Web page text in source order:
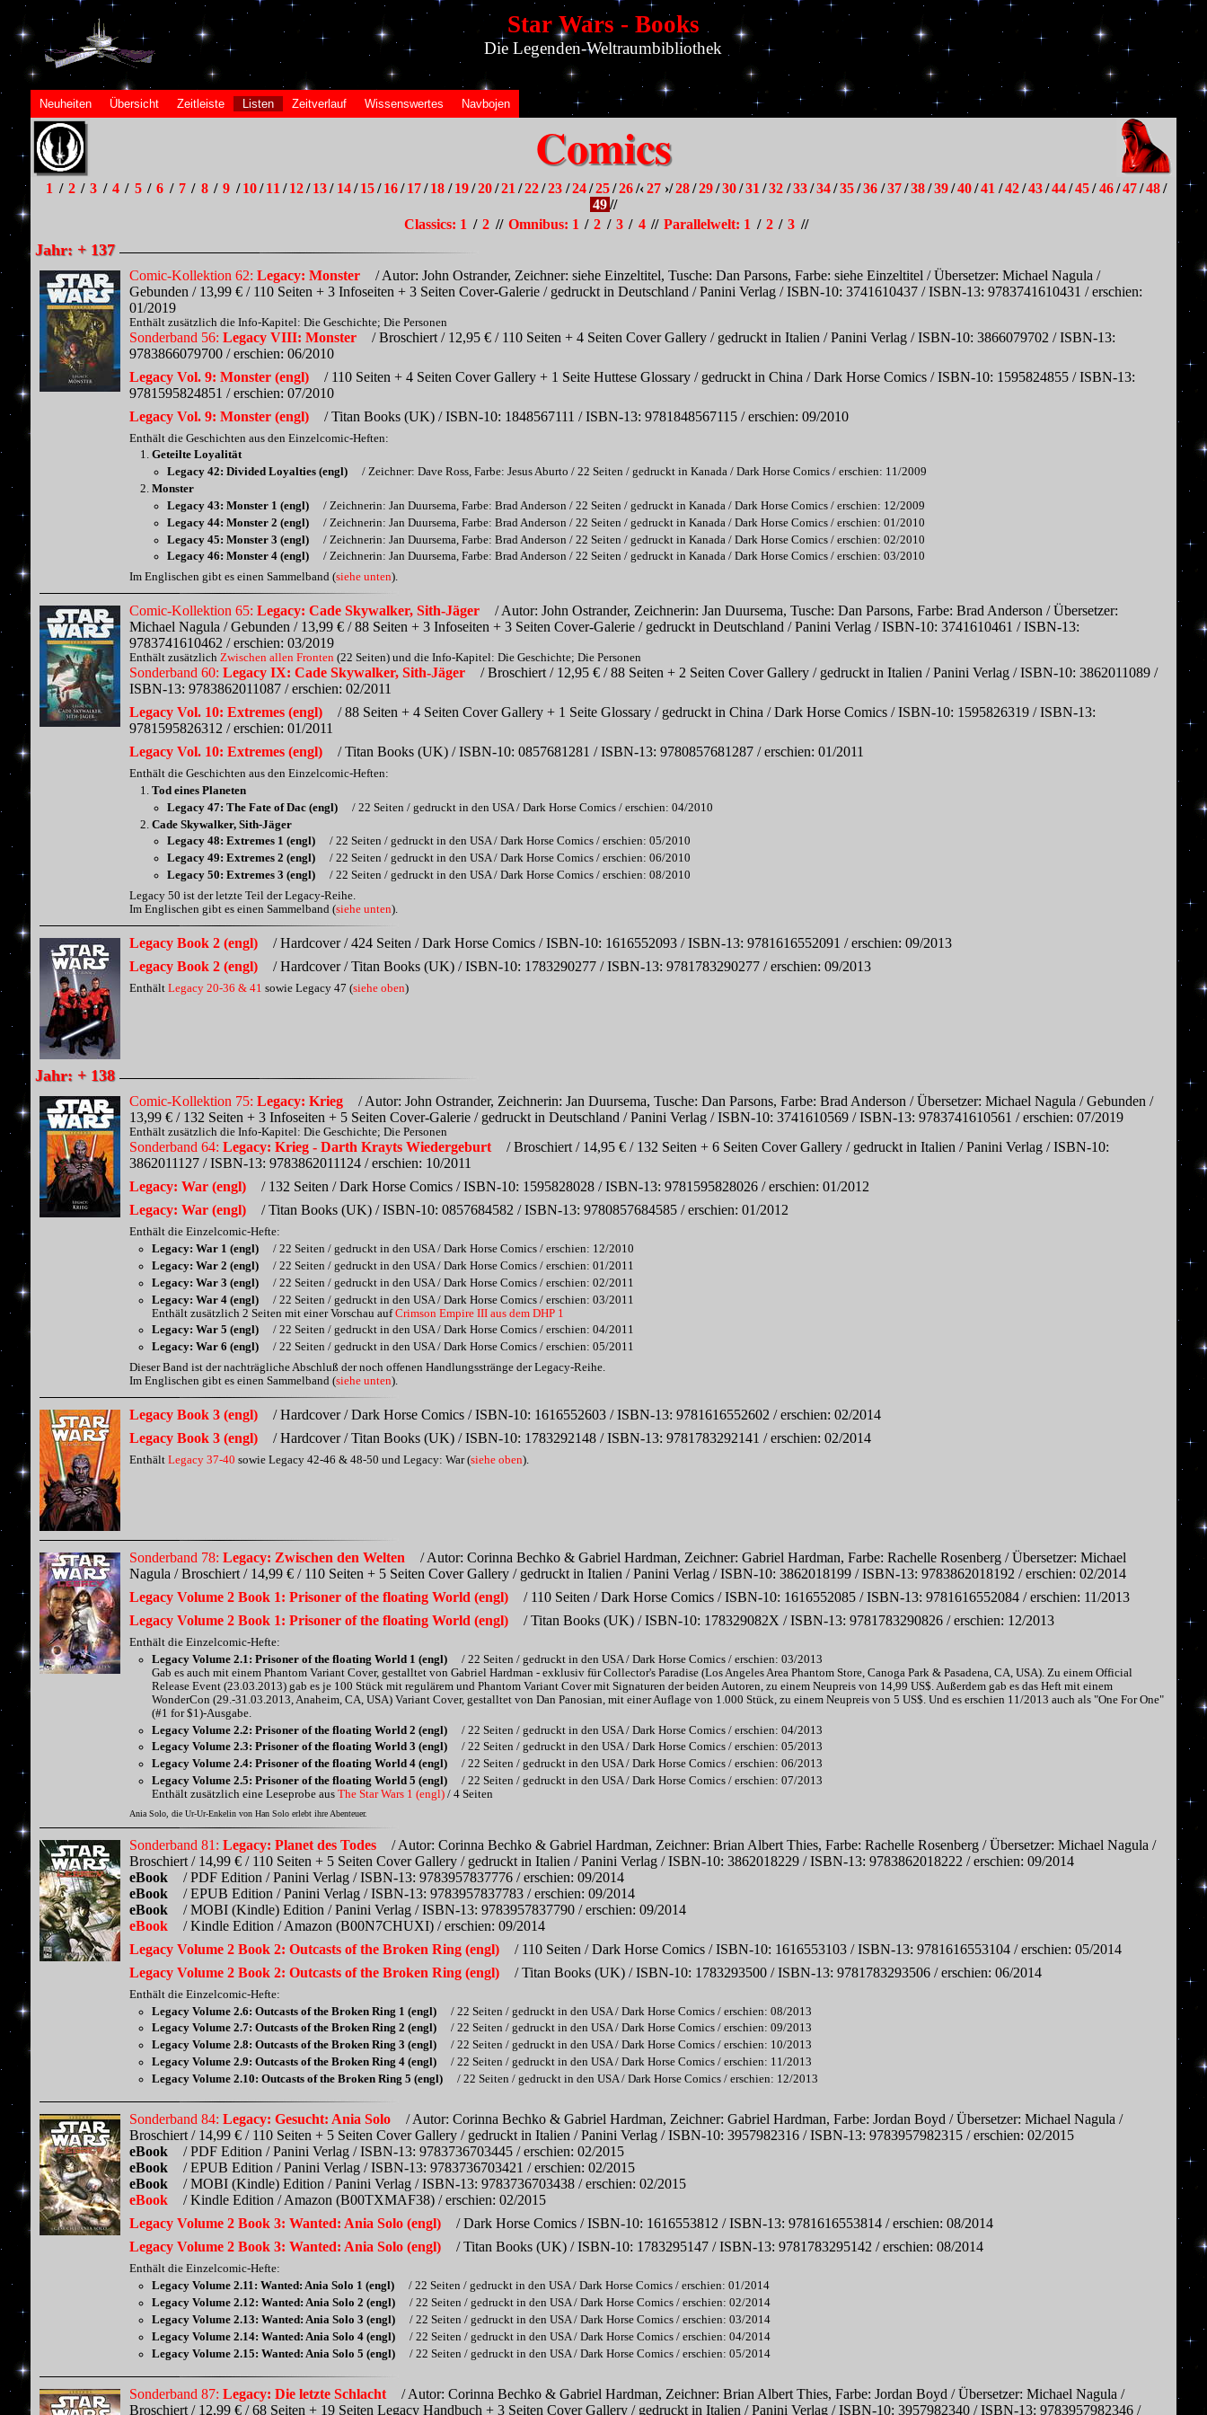
Star Wars - Books
Die Legenden-Weltraumbibliothek
Neuheiten Übersicht Zeitleiste Listen Zeitverlauf Wissenswertes Navbojen
Comics
1 / 2 / 3 / 4 / 5 / 6 / 7 / 8 / 9 / 10/ 11 / 12/ 13 / 14 / 15/ 16/ 17/ 18 / 19/20/21 /22 /23 /24/25/26/‹27 ›/ 28 /29/30/31 /32 /33/34/35/36 / 37 /38/39/40/41 /42/43/44/45 / 46 /47/48/
49//
Classics: 1 / 2 // Omnibus: 1 / 2 / 3 / 4 // Parallelwelt: 1 / 2 / 3 //
Jahr: + 137
Comic-Kollektion 62: Legacy: Monster
/ Autor: John Ostrander, Zeichner: siehe Einzeltitel, Tusche: Dan Parsons, Farbe: siehe Einzeltitel / Übersetzer: Michael Nagula /
Gebunden / 13,99 € / 110 Seiten + 3 Infoseiten + 3 Seiten Cover-Galerie / gedruckt in Deutschland / Panini Verlag / ISBN-10: 3741610437 / ISBN-13: 9783741610431 / erschien:
01/2019
Enthält zusätzlich die Info-Kapitel: Die Geschichte; Die Personen
Sonderband 56: Legacy VIII: Monster
/ Broschiert / 12,95 € / 110 Seiten + 4 Seiten Cover Gallery / gedruckt in Italien / Panini Verlag / ISBN-10: 3866079702 / ISBN-13:
9783866079700 / erschien: 06/2010
Legacy Vol. 9: Monster (engl)
/ 110 Seiten + 4 Seiten Cover Gallery + 1 Seite Huttese Glossary / gedruckt in China / Dark Horse Comics / ISBN-10: 1595824855 / ISBN-13:
9781595824851 / erschien: 07/2010
Legacy Vol. 9: Monster (engl)
/ Titan Books (UK) / ISBN-10: 1848567111 / ISBN-13: 9781848567115 / erschien: 09/2010
Enthält die Geschichten aus den Einzelcomic-Heften:
Geteilte Loyalität
Legacy 42: Divided Loyalties (engl)
/ Zeichner: Dave Ross, Farbe: Jesus Aburto / 22 Seiten / gedruckt in Kanada / Dark Horse Comics / erschien: 11/2009
Monster
Legacy 43: Monster 1 (engl)
/ Zeichnerin: Jan Duursema, Farbe: Brad Anderson / 22 Seiten / gedruckt in Kanada / Dark Horse Comics / erschien: 12/2009
Legacy 44: Monster 2 (engl)
/ Zeichnerin: Jan Duursema, Farbe: Brad Anderson / 22 Seiten / gedruckt in Kanada / Dark Horse Comics / erschien: 01/2010
Legacy 45: Monster 3 (engl)
/ Zeichnerin: Jan Duursema, Farbe: Brad Anderson / 22 Seiten / gedruckt in Kanada / Dark Horse Comics / erschien: 02/2010
Legacy 46: Monster 4 (engl)
/ Zeichnerin: Jan Duursema, Farbe: Brad Anderson / 22 Seiten / gedruckt in Kanada / Dark Horse Comics / erschien: 03/2010
Im Englischen gibt es einen Sammelband (siehe unten).
Comic-Kollektion 65: Legacy: Cade Skywalker, Sith-Jäger
/ Autor: John Ostrander, Zeichnerin: Jan Duursema, Tusche: Dan Parsons, Farbe: Brad Anderson / Übersetzer:
Michael Nagula / Gebunden / 13,99 € / 88 Seiten + 3 Infoseiten + 3 Seiten Cover-Galerie / gedruckt in Deutschland / Panini Verlag / ISBN-10: 3741610461 / ISBN-13:
9783741610462 / erschien: 03/2019
Enthält zusätzlich Zwischen allen Fronten (22 Seiten) und die Info-Kapitel: Die Geschichte; Die Personen
Sonderband 60: Legacy IX: Cade Skywalker, Sith-Jäger
/ Broschiert / 12,95 € / 88 Seiten + 2 Seiten Cover Gallery / gedruckt in Italien / Panini Verlag / ISBN-10: 3862011089 /
ISBN-13: 9783862011087 / erschien: 02/2011
Legacy Vol. 10: Extremes (engl)
/ 88 Seiten + 4 Seiten Cover Gallery + 1 Seite Glossary / gedruckt in China / Dark Horse Comics / ISBN-10: 1595826319 / ISBN-13:
9781595826312 / erschien: 01/2011
Legacy Vol. 10: Extremes (engl)
/ Titan Books (UK) / ISBN-10: 0857681281 / ISBN-13: 9780857681287 / erschien: 01/2011
Enthält die Geschichten aus den Einzelcomic-Heften:
Tod eines Planeten
Legacy 47: The Fate of Dac (engl)
/ 22 Seiten / gedruckt in den USA / Dark Horse Comics / erschien: 04/2010
Cade Skywalker, Sith-Jäger
Legacy 48: Extremes 1 (engl)
/ 22 Seiten / gedruckt in den USA / Dark Horse Comics / erschien: 05/2010
Legacy 49: Extremes 2 (engl)
/ 22 Seiten / gedruckt in den USA / Dark Horse Comics / erschien: 06/2010
Legacy 50: Extremes 3 (engl)
/ 22 Seiten / gedruckt in den USA / Dark Horse Comics / erschien: 08/2010
Legacy 50 ist der letzte Teil der Legacy-Reihe.
Im Englischen gibt es einen Sammelband (siehe unten).
Legacy Book 2 (engl)
/ Hardcover / 424 Seiten / Dark Horse Comics / ISBN-10: 1616552093 / ISBN-13: 9781616552091 / erschien: 09/2013
Legacy Book 2 (engl)
/ Hardcover / Titan Books (UK) / ISBN-10: 1783290277 / ISBN-13: 9781783290277 / erschien: 09/2013
Enthält Legacy 20-36 & 41 sowie Legacy 47 (siehe oben)
Jahr: + 138
Comic-Kollektion 75: Legacy: Krieg
/ Autor: John Ostrander, Zeichnerin: Jan Duursema, Tusche: Dan Parsons, Farbe: Brad Anderson / Übersetzer: Michael Nagula / Gebunden /
13,99 € / 132 Seiten + 3 Infoseiten + 5 Seiten Cover-Galerie / gedruckt in Deutschland / Panini Verlag / ISBN-10: 3741610569 / ISBN-13: 9783741610561 / erschien: 07/2019
Enthält zusätzlich die Info-Kapitel: Die Geschichte; Die Personen
Sonderband 64: Legacy: Krieg - Darth Krayts Wiedergeburt
/ Broschiert / 14,95 € / 132 Seiten + 6 Seiten Cover Gallery / gedruckt in Italien / Panini Verlag / ISBN-10:
3862011127 / ISBN-13: 9783862011124 / erschien: 10/2011
Legacy: War (engl)
/ 132 Seiten / Dark Horse Comics / ISBN-10: 1595828028 / ISBN-13: 9781595828026 / erschien: 01/2012
Legacy: War (engl)
/ Titan Books (UK) / ISBN-10: 0857684582 / ISBN-13: 9780857684585 / erschien: 01/2012
Enthält die Einzelcomic-Hefte:
Legacy: War 1 (engl)
/ 22 Seiten / gedruckt in den USA / Dark Horse Comics / erschien: 12/2010
Legacy: War 2 (engl)
/ 22 Seiten / gedruckt in den USA / Dark Horse Comics / erschien: 01/2011
Legacy: War 3 (engl)
/ 22 Seiten / gedruckt in den USA / Dark Horse Comics / erschien: 02/2011
Legacy: War 4 (engl)
/ 22 Seiten / gedruckt in den USA / Dark Horse Comics / erschien: 03/2011
Enthält zusätzlich 2 Seiten mit einer Vorschau aufCrimson Empire III aus dem DHP 1
Legacy: War 5 (engl)
/ 22 Seiten / gedruckt in den USA / Dark Horse Comics / erschien: 04/2011
Legacy: War 6 (engl)
/ 22 Seiten / gedruckt in den USA / Dark Horse Comics / erschien: 05/2011
Dieser Band ist der nachträgliche Abschluß der noch offenen Handlungsstränge der Legacy-Reihe.
Im Englischen gibt es einen Sammelband (siehe unten).
Legacy Book 3 (engl)
/ Hardcover / Dark Horse Comics / ISBN-10: 1616552603 / ISBN-13: 9781616552602 / erschien: 02/2014
Legacy Book 3 (engl)
/ Hardcover / Titan Books (UK) / ISBN-10: 1783292148 / ISBN-13: 9781783292141 / erschien: 02/2014
Enthält Legacy 37-40 sowie Legacy 42-46 & 48-50 und Legacy: War (siehe oben).
Sonderband 78: Legacy: Zwischen den Welten
/ Autor: Corinna Bechko & Gabriel Hardman, Zeichner: Gabriel Hardman, Farbe: Rachelle Rosenberg / Übersetzer: Michael
Nagula / Broschiert / 14,99 € / 110 Seiten + 5 Seiten Cover Gallery / gedruckt in Italien / Panini Verlag / ISBN-10: 3862018199 / ISBN-13: 9783862018192 / erschien: 02/2014
Legacy Volume 2 Book 1: Prisoner of the floating World (engl)
/ 110 Seiten / Dark Horse Comics / ISBN-10: 1616552085 / ISBN-13: 9781616552084 / erschien: 11/2013
Legacy Volume 2 Book 1: Prisoner of the floating World (engl)
/ Titan Books (UK) / ISBN-10: 178329082X / ISBN-13: 9781783290826 / erschien: 12/2013
Enthält die Einzelcomic-Hefte:
Legacy Volume 2.1: Prisoner of the floating World 1 (engl)
/ 22 Seiten / gedruckt in den USA / Dark Horse Comics / erschien: 03/2013
Gab es auch mit einem Phantom Variant Cover, gestalltet von Gabriel Hardman - exklusiv für Collector's Paradise (Los Angeles Area Phantom Store, Canoga Park & Pasadena, CA, USA). Zu einem Official
Release Event (23.03.2013) gab es je 100 Stück mit regulärem und Phantom Variant Cover mit Signaturen der beiden Autoren, zu einem Neupreis von 14,99 US$. Außerdem gab es das Heft mit einem
WonderCon (29.-31.03.2013, Anaheim, CA, USA) Variant Cover, gestalltet von Dan Panosian, mit einer Auflage von 1.000 Stück, zu einem Neupreis von 5 US$. Und es erschien 11/2013 auch als "One For One"
(#1 for $1)-Ausgabe.
Legacy Volume 2.2: Prisoner of the floating World 2 (engl)
/ 22 Seiten / gedruckt in den USA / Dark Horse Comics / erschien: 04/2013
Legacy Volume 2.3: Prisoner of the floating World 3 (engl)
/ 22 Seiten / gedruckt in den USA / Dark Horse Comics / erschien: 05/2013
Legacy Volume 2.4: Prisoner of the floating World 4 (engl)
/ 22 Seiten / gedruckt in den USA / Dark Horse Comics / erschien: 06/2013
Legacy Volume 2.5: Prisoner of the floating World 5 (engl)
/ 22 Seiten / gedruckt in den USA / Dark Horse Comics / erschien: 07/2013
Enthält zusätzlich eine Leseprobe aus The Star Wars 1 (engl)/ 4 Seiten
Ania Solo, die Ur-Ur-Enkelin von Han Solo erlebt ihre Abenteuer.
Sonderband 81: Legacy: Planet des Todes
/ Autor: Corinna Bechko & Gabriel Hardman, Zeichner: Brian Albert Thies, Farbe: Rachelle Rosenberg / Übersetzer: Michael Nagula /
Broschiert / 14,99 € / 110 Seiten + 5 Seiten Cover Gallery / gedruckt in Italien / Panini Verlag / ISBN-10: 3862018229 / ISBN-13: 9783862018222 / erschien: 09/2014
eBook
/ PDF Edition / Panini Verlag / ISBN-13: 9783957837776 / erschien: 09/2014
eBook
/ EPUB Edition / Panini Verlag / ISBN-13: 9783957837783 / erschien: 09/2014
eBook
/ MOBI (Kindle) Edition / Panini Verlag / ISBN-13: 9783957837790 / erschien: 09/2014
eBook
/ Kindle Edition / Amazon (B00N7CHUXI) / erschien: 09/2014
Legacy Volume 2 Book 2: Outcasts of the Broken Ring (engl)
/ 110 Seiten / Dark Horse Comics / ISBN-10: 1616553103 / ISBN-13: 9781616553104 / erschien: 05/2014
Legacy Volume 2 Book 2: Outcasts of the Broken Ring (engl)
/ Titan Books (UK) / ISBN-10: 1783293500 / ISBN-13: 9781783293506 / erschien: 06/2014
Enthält die Einzelcomic-Hefte:
Legacy Volume 2.6: Outcasts of the Broken Ring 1 (engl)
/ 22 Seiten / gedruckt in den USA / Dark Horse Comics / erschien: 08/2013
Legacy Volume 2.7: Outcasts of the Broken Ring 2 (engl)
/ 22 Seiten / gedruckt in den USA / Dark Horse Comics / erschien: 09/2013
Legacy Volume 2.8: Outcasts of the Broken Ring 3 (engl)
/ 22 Seiten / gedruckt in den USA / Dark Horse Comics / erschien: 10/2013
Legacy Volume 2.9: Outcasts of the Broken Ring 4 (engl)
/ 22 Seiten / gedruckt in den USA / Dark Horse Comics / erschien: 11/2013
Legacy Volume 2.10: Outcasts of the Broken Ring 5 (engl)
/ 22 Seiten / gedruckt in den USA / Dark Horse Comics / erschien: 12/2013
Sonderband 84: Legacy: Gesucht: Ania Solo
/ Autor: Corinna Bechko & Gabriel Hardman, Zeichner: Gabriel Hardman, Farbe: Jordan Boyd / Übersetzer: Michael Nagula /
Broschiert / 14,99 € / 110 Seiten + 5 Seiten Cover Gallery / gedruckt in Italien / Panini Verlag / ISBN-10: 3957982316 / ISBN-13: 9783957982315 / erschien: 02/2015
eBook
/ PDF Edition / Panini Verlag / ISBN-13: 9783736703445 / erschien: 02/2015
eBook
/ EPUB Edition / Panini Verlag / ISBN-13: 9783736703421 / erschien: 02/2015
eBook
/ MOBI (Kindle) Edition / Panini Verlag / ISBN-13: 9783736703438 / erschien: 02/2015
eBook
/ Kindle Edition / Amazon (B00TXMAF38) / erschien: 02/2015
Legacy Volume 2 Book 3: Wanted: Ania Solo (engl)
/ Dark Horse Comics / ISBN-10: 1616553812 / ISBN-13: 9781616553814 / erschien: 08/2014
Legacy Volume 2 Book 3: Wanted: Ania Solo (engl)
/ Titan Books (UK) / ISBN-10: 1783295147 / ISBN-13: 9781783295142 / erschien: 08/2014
Enthält die Einzelcomic-Hefte:
Legacy Volume 2.11: Wanted: Ania Solo 1 (engl)
/ 22 Seiten / gedruckt in den USA / Dark Horse Comics / erschien: 01/2014
Legacy Volume 2.12: Wanted: Ania Solo 2 (engl)
/ 22 Seiten / gedruckt in den USA / Dark Horse Comics / erschien: 02/2014
Legacy Volume 2.13: Wanted: Ania Solo 3 (engl)
/ 22 Seiten / gedruckt in den USA / Dark Horse Comics / erschien: 03/2014
Legacy Volume 2.14: Wanted: Ania Solo 4 (engl)
/ 22 Seiten / gedruckt in den USA / Dark Horse Comics / erschien: 04/2014
Legacy Volume 2.15: Wanted: Ania Solo 5 (engl)
/ 22 Seiten / gedruckt in den USA / Dark Horse Comics / erschien: 05/2014
Sonderband 87: Legacy: Die letzte Schlacht
/ Autor: Corinna Bechko & Gabriel Hardman, Zeichner: Brian Albert Thies, Farbe: Jordan Boyd / Übersetzer: Michael Nagula /
Broschiert / 12,99 € / 68 Seiten + 19 Seiten Legacy Handbuch + 3 Seiten Cover Gallery / gedruckt in Italien / Panini Verlag / ISBN-10: 3957982340 / ISBN-13: 9783957982346 /